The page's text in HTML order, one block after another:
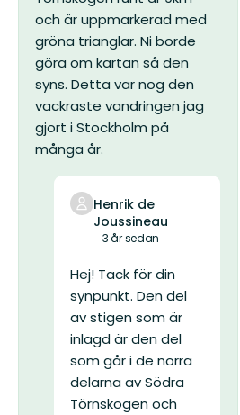
och är uppmarkerad med
gröna trianglar. Ni borde
göra om kartan så den
syns. Detta var nog den
vackraste vandringen jag
gjort i Stockholm på
många år.
Henrik de
Joussineau
3 år sedan
Hej! Tack för din
synpunkt. Den del
av stigen som är
inlagd är den del
som går i de norra
delarna av Södra
Törnskogen och